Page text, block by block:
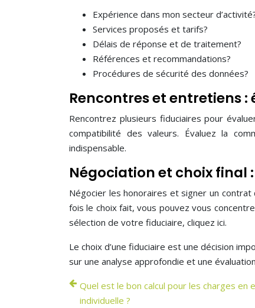
Expérience dans mon secteur
Services proposés et tarifs?
Délais de réponse et de traitement?
Références et recommandations?
Procédures de sécurité des données?
Rencontres et entretiens
Rencontrez plusieurs fiduciaires pour
compatibilité des valeurs. Évaluez la
indispensable.
Négociation et choix
Négocier les honoraires et signer un
fois le choix fait, vous pouvez vous
sélection de votre fiduciaire, cliquez ici.
Le choix d’une fiduciaire est une décision
sur une analyse approfondie et une
Quel est le bon calcul pour les charges en
individuelle ?